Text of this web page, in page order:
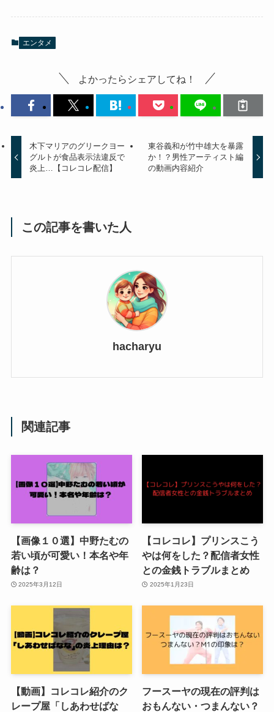
エンタメ
よかったらシェアしてね！
木下マリアのグリークヨー
グルトが食品表示法違反で
炎上…【コレコレ配信】
東谷義和が竹中雄大を暴露
か！？男性アーティスト編
の動画内容紹介
この記事を書いた人
hacharyu
関連記事
【画像１０選】中野たむの
若い頃が可愛い！本名や年
齢は？
2025年3月12日
【コレコレ】プリンスこう
やは何をした？配信者女性
との金銭トラブルまとめ
2025年1月23日
【動画】コレコレ紹介のク
レープ屋「しあわせばな
フースーヤの現在の評判は
おもんない・つまんない？